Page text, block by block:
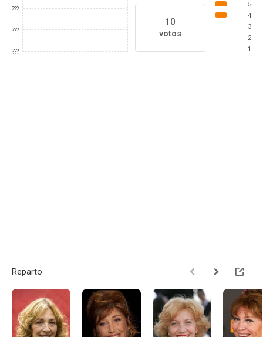
???
???
???
10
votos
5
4
3
2
1
Reparto